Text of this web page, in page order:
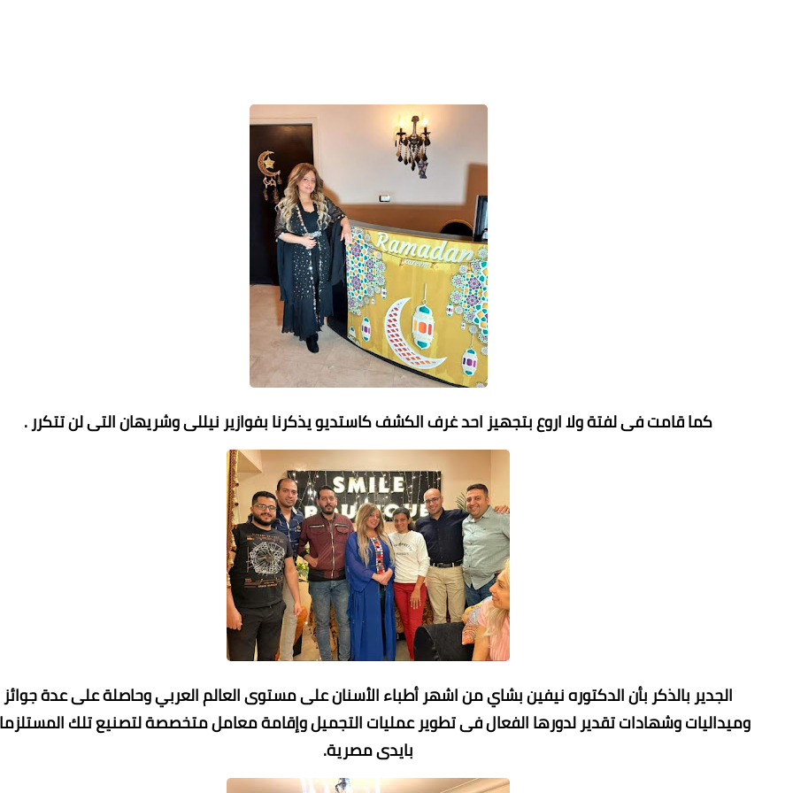
كما قامت فى لفتة ولا اروع بتجهيز احد غرف الكشف كاستديو يذكرنا بفوازير نيللى وشريهان التى لن تتكرر .
الجدير بالذكر بأن الدكتوره نيفين بشاي من اشهر أطباء الأسنان على مستوى العالم العربي وحاصلة على عدة جوائز
وميداليات وشهادات تقدير لدورها الفعال فى تطوير عمليات التجميل وإقامة معامل متخصصة لتصنيع تلك
بايدى مصرية.